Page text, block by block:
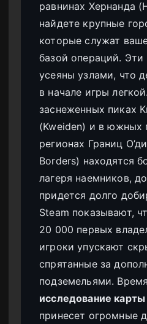
равнинах Хернанда
найдете крупные
которые служат
базой операций.
усеяны узлами, что
в начале игры
заснеженных пиках
(Kweiden) и в южных
регионах Границ
Borders) находятся
лагеря наемников,
придется долго
Steam показывают,
20 000 первых
игроки упускают
спрятанные за
подземельями.
исследование
принесет огромные